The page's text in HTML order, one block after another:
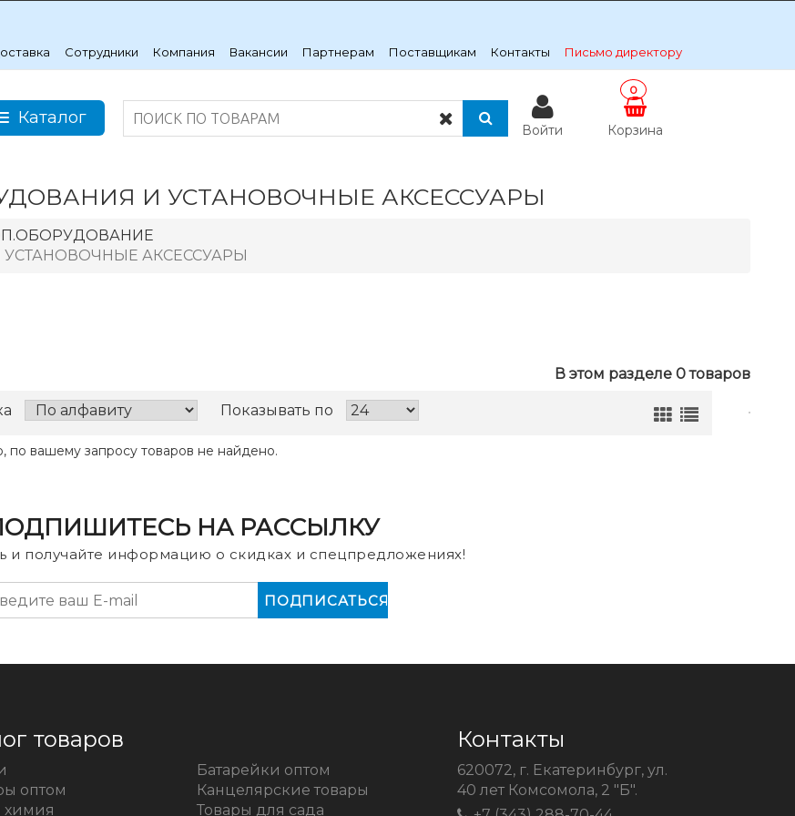
Сотрудники Компания Вакансии Партнерам Поставщикам Контакты Письмо директору
Каталог
Войти Корзина
0
И УСТАНОВОЧНЫЕ АКСЕССУАРЫ
АКСЕССУАРЫ
В этом разделе 0 товаров
Показывать по
по вашему запросу товаров не найдено.
НА РАССЫЛКУ
и получайте информацию о скидках и спецпредложениях!
товаров
оптом
химия
Батарейки оптом
Канцелярские товары
Товары для сада
Контакты
620072, г. Екатеринбург, ул.
40 лет Комсомола, 2 "Б".